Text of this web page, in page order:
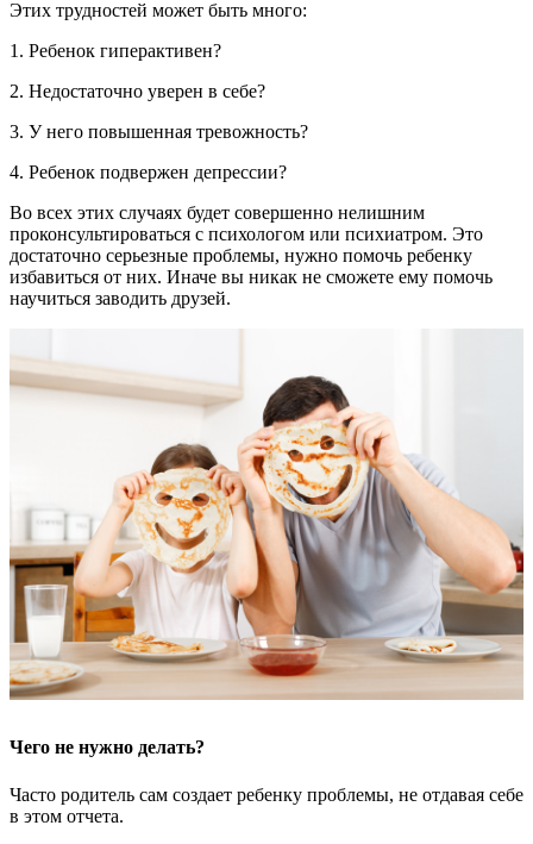
Этих трудностей может быть много:
1. Ребенок гиперактивен?
2. Недостаточно уверен в себе?
3. У него повышенная тревожность?
4. Ребенок подвержен депрессии?
Во всех этих случаях будет совершенно нелишним
проконсультироваться с психологом или психиатром. Это
достаточно серьезные проблемы, нужно помочь ребенку
избавиться от них. Иначе вы никак не сможете ему помочь
научиться заводить друзей.
Чего не нужно делать?
Часто родитель сам создает ребенку проблемы, не отдавая себе
в этом отчета.